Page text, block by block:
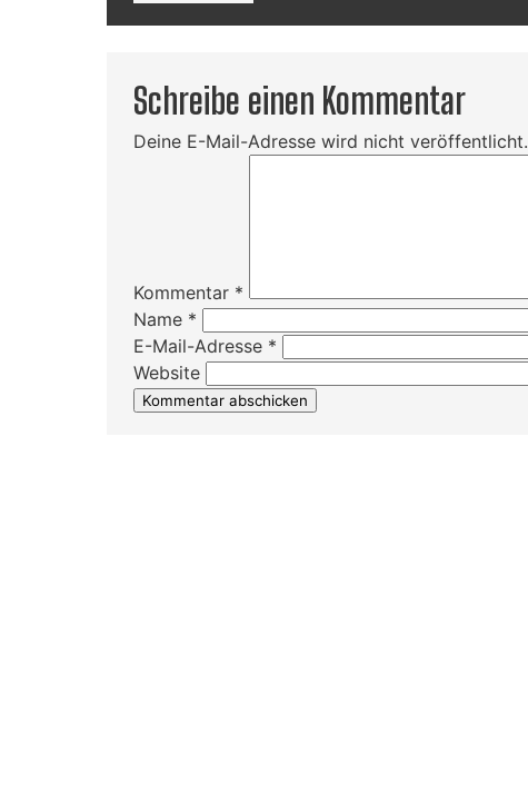
Schreibe einen Kommentar
Deine E-Mail-Adresse wird nicht veröffentlicht.
Kommentar *
Name *
E-Mail-Adresse *
Website